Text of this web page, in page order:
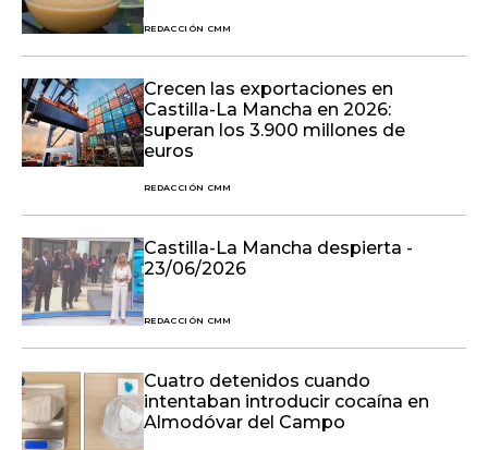
REDACCIÓN CMM
Crecen las exportaciones en
Castilla-La Mancha en 2026:
superan los 3.900 millones de
euros
REDACCIÓN CMM
Castilla-La Mancha despierta -
23/06/2026
REDACCIÓN CMM
Cuatro detenidos cuando
intentaban introducir cocaína en
Almodóvar del Campo